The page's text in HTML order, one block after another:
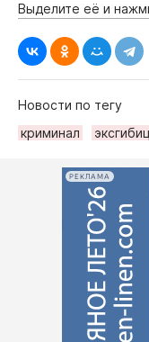
Выделите её и
Новости по тегу
криминал
РЕКЛАМА